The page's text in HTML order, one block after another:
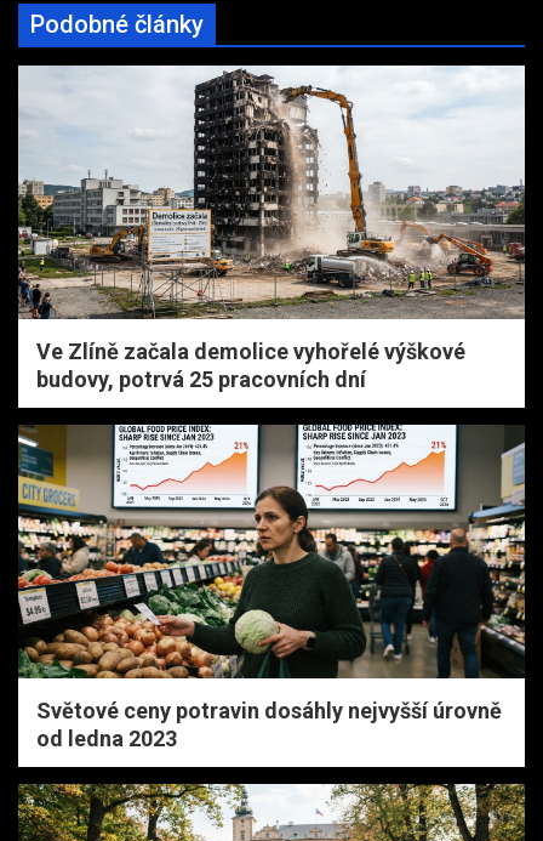
Podobné články
Ve Zlíně začala demolice vyhořelé výškové
budovy, potrvá 25 pracovních dní
Světové ceny potravin dosáhly nejvyšší úrovně
od ledna 2023